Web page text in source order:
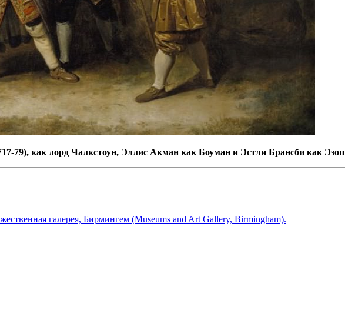
79), как лорд Чалкстоун, Эллис Акман как Боуман и Эстли Брансби как Эзоп
галерея, Бирмингем (Museums and Art Gallery, Birmingham).